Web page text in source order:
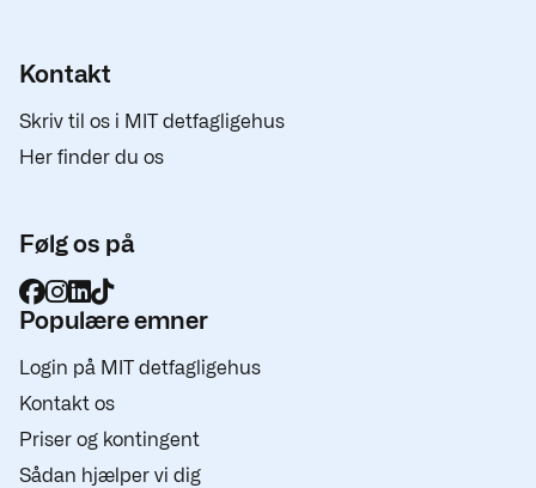
Kontakt
Skriv til os i MIT detfagligehus
Her finder du os
Følg os på
Populære emner
Login på MIT detfagligehus
Kontakt os
Priser og kontingent
Sådan hjælper vi dig